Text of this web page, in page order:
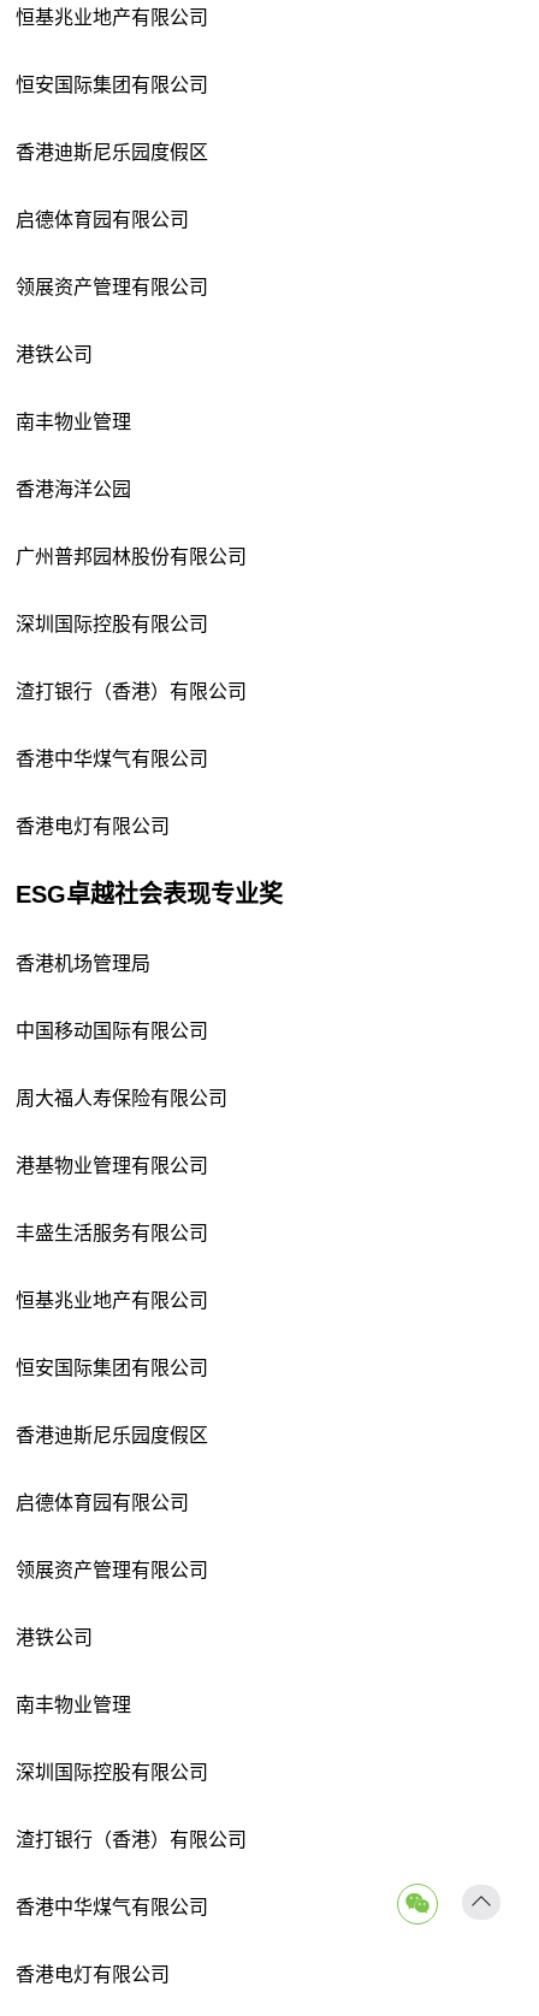
恒基兆业地产有限公司
恒安国际集团有限公司
香港迪斯尼乐园度假区
启德体育园有限公司
领展资产管理有限公司
港铁公司
南丰物业管理
香港海洋公园
广州普邦园林股份有限公司
深圳国际控股有限公司
渣打银行（香港）有限公司
香港中华煤气有限公司
香港电灯有限公司
ESG卓越社会表现专业奖
香港机场管理局
中国移动国际有限公司
周大福人寿保险有限公司
港基物业管理有限公司
丰盛生活服务有限公司
恒基兆业地产有限公司
恒安国际集团有限公司
香港迪斯尼乐园度假区
启德体育园有限公司
领展资产管理有限公司
港铁公司
南丰物业管理
深圳国际控股有限公司
渣打银行（香港）有限公司
香港中华煤气有限公司
香港电灯有限公司